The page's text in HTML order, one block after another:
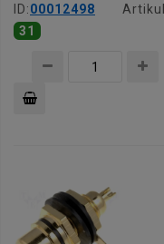
ID:00012498
31